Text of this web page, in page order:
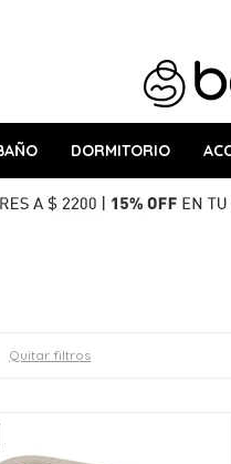
DORMITORIO
Quitar filtros